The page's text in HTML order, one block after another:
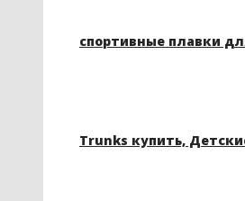
спортивные плавки
Trunks купить,